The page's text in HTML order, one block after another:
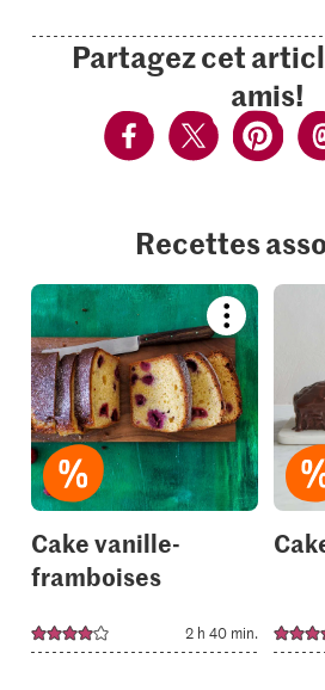
Partagez cet
amis!
Recettes
Bookmark
recipe
or
add
it
to
your
collections.
Cake vanille-
framboises
2 h 40 min.